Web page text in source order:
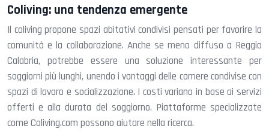
Coliving: una tendenza emergente
Il coliving propone spazi abitativi condivisi pensati per favorire la
comunità e la collaborazione. Anche se meno diffuso a Reggio
Calabria, potrebbe essere una soluzione interessante per
soggiorni più lunghi, unendo i vantaggi delle camere condivise con
spazi di lavoro e socializzazione. I costi variano in base ai servizi
offerti e alla durata del soggiorno. Piattaforme specializzate
come Coliving.com possono aiutare nella ricerca.